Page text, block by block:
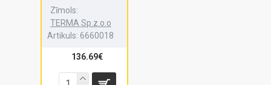
Zīmols:
TERMA Sp.z.o.o
Artikuls: 6660018
136.69€